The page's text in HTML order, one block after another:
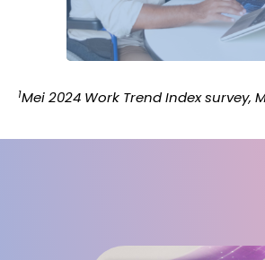
1Mei 2024 Work Trend Index survey,